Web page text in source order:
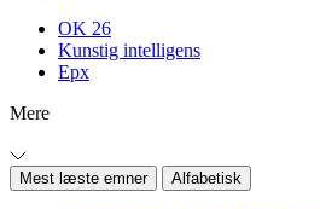
OK 26
Kunstig intelligens
Epx
Mere
Mest læste emner Alfabetisk